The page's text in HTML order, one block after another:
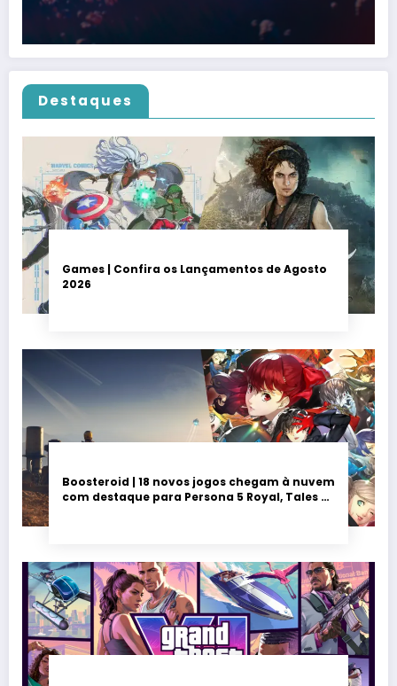
Destaques
Games | Confira os Lançamentos de Agosto
2026
Boosteroid | 18 novos jogos chegam à nuvem
com destaque para Persona 5 Royal, Tales of